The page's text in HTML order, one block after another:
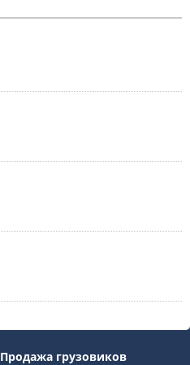
Продажа грузовиков